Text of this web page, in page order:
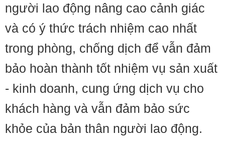
người lao động nâng cao cảnh giác
và có ý thức trách nhiệm cao nhất
trong phòng, chống dịch để vẫn đảm
bảo hoàn thành tốt nhiệm vụ sản xuất
- kinh doanh, cung ứng dịch vụ cho
khách hàng và vẫn đảm bảo sức
khỏe của bản thân người lao động.